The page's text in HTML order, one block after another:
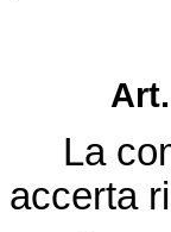
Art.
La
accerta